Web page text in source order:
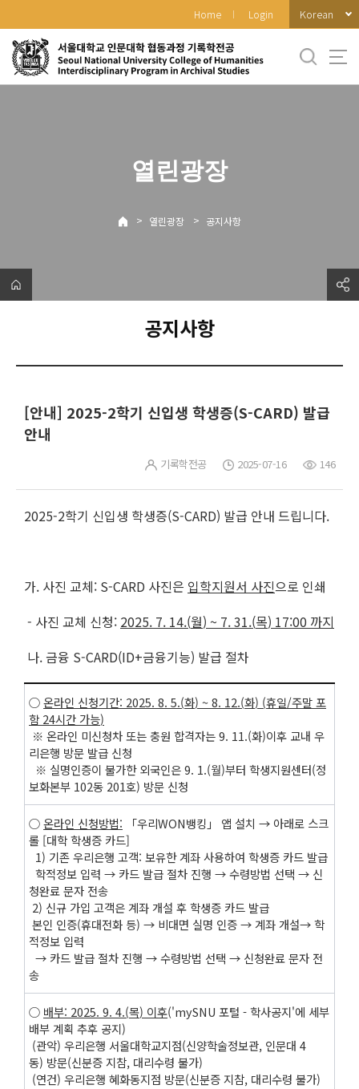
로
메
Home Login Korean
열린광장
> 열린광장 > 공지사항
공지사항
[안내] 2025-2학기 신입생 학생증(S-CARD) 발급
안내
기록학전공 2025-07-16 146
2025-2학기 신입생 학생증(S-CARD) 발급 안내 드립니다.
가. 사진 교체: S-CARD 사진은 입학지원서 사진으로 인쇄
- 사진 교체 신청: 2025. 7. 14.(월) ~ 7. 31.(목) 17:00 까지
나. 금융 S-CARD(ID+금융기능) 발급 절차
○온라인 신청기간: 2025. 8. 5.(화) ~ 8. 12.(화) (휴일/주말 포
함 24시간 가능)
※ 온라인 미신청차 또는 충원 합격자는 9. 11.(화)이후 교내 우
리은행 방문 발급 신청
※ 실명인증이 불가한 외국인은 9. 1.(월)부터 학생지원센터(정
보화본부 102동 201호) 방문 신청
○온라인 신청방법: 「우리WON뱅킹」 앱 설치 → 아래로 스크
롤 [대학 학생증 카드]
1) 기존 우리은행 고객: 보유한 계좌 사용하여 학생증 카드 발급
학적정보 입력 → 카드 발급 절차 진행 → 수령방법 선택 → 신
청완료 문자 전송
2) 신규 가입 고객은 계좌 개설 후 학생증 카드 발급
본인 인증(휴대전화 등) → 비대면 실명 인증 → 계좌 개설→ 학
적정보 입력
→ 카드 발급 절차 진행 → 수령방법 선택 → 신청완료 문자 전
송
○ 배부: 2025. 9. 4.(목) 이후('mySNU 포털 - 학사공지'에 세부
배부 계획 추후 공지)
(관악) 우리은행 서울대학교지점(신양학술정보관, 인문대 4
동) 방문(신분증 지참, 대리수령 불가)
(연건) 우리은행 혜화동지점 방문(신분증 지참, 대리수령 불가)